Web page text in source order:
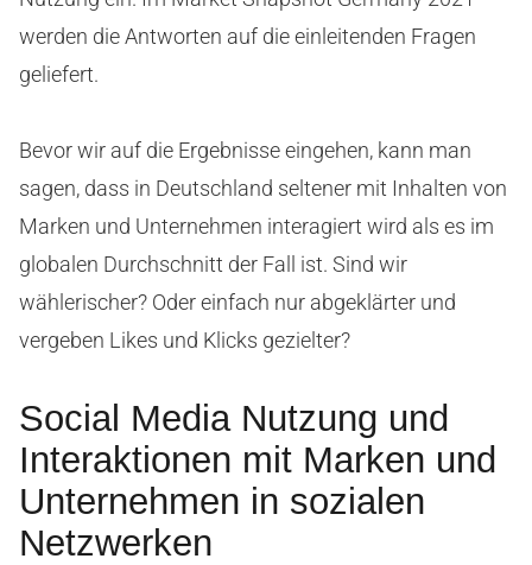
werden die Antworten auf die einleitenden Fragen
geliefert.
Bevor wir auf die Ergebnisse eingehen, kann man
sagen, dass in Deutschland seltener mit Inhalten von
Marken und Unternehmen interagiert wird als es im
globalen Durchschnitt der Fall ist. Sind wir
wählerischer? Oder einfach nur abgeklärter und
vergeben Likes und Klicks gezielter?
Social Media Nutzung und
Interaktionen mit Marken und
Unternehmen in sozialen
Netzwerken